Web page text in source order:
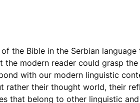
the Bible in the Serbian
modern reader could grasp
with our modern linguistic
rather their thought world, their
that belong to other linguistic